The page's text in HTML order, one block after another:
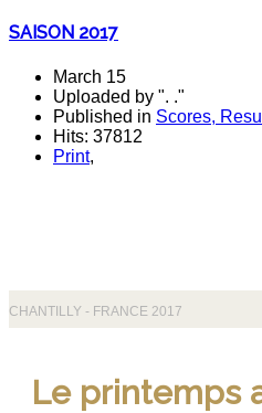
SAISON 2017
March 15
Uploaded by ". ."
Published in Scores,
Hits: 37812
Print,
CHANTILLY - FRANCE 2017
Le printemps